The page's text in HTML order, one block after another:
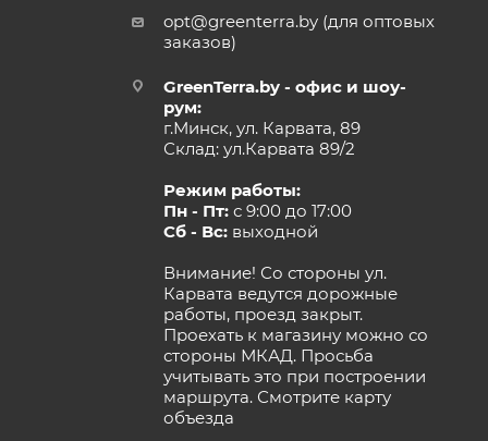
opt@greenterra.by (для оптовых
заказов)
GreenTerra.by - офис и шоу-
рум:
г.Минск, ул. Карвата, 89
Склад: ул.Карвата 89/2
Режим работы:
Пн - Пт:с 9:00 до 17:00
Сб - Вс:выходной
Внимание! Со стороны ул.
Карвата ведутся дорожные
работы, проезд закрыт.
Проехать к магазину можно со
стороны МКАД. Просьба
учитывать это при построении
маршрута. Смотрите карту
объезда